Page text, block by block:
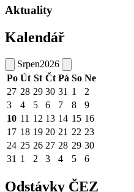
Aktuality
Kalendář
Srpen2026
Po Út St Čt Pá So Ne
27 28 29 30 31 1
2
3
4 5 6 7 8
9
10 11 12 13 14 15 16
17 18 19 20 21 22 23
24 25 26 27 28 29 30
31 1 2 3 4 5 6
Odstávky ČEZ